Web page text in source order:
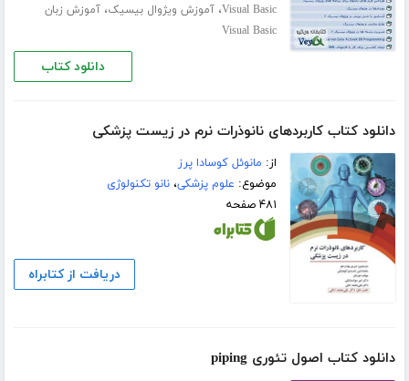
Visual Basic،آموزش ویژوال بیسیک،آموزش زبان
Visual Basic
دانلود کتاب
دانلود کتاب کاربردهای نانوذرات نرم در زیست پزشکی
از: مانوئل کوسادا پرز
موضوع: علوم پزشکی،نانو تکنولوژی
۴۸۱ صفحه
دریافت از کتابراه
دانلود کتاب اصول تئوری piping